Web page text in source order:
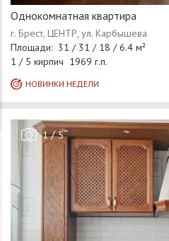
Однокомнатная квартира
1/5